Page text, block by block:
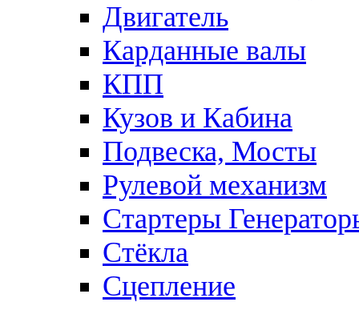
Двигатель
Карданные валы
КПП
Кузов и Кабина
Подвеска, Мосты
Рулевой механизм
Стартеры
Стёкла
Сцепление